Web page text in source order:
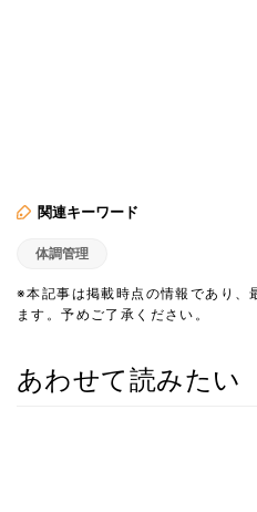
関連キーワード
体調管理
※本記事は掲載時点の情報であり、
ます。予めご了承ください。
あわせて読みたい